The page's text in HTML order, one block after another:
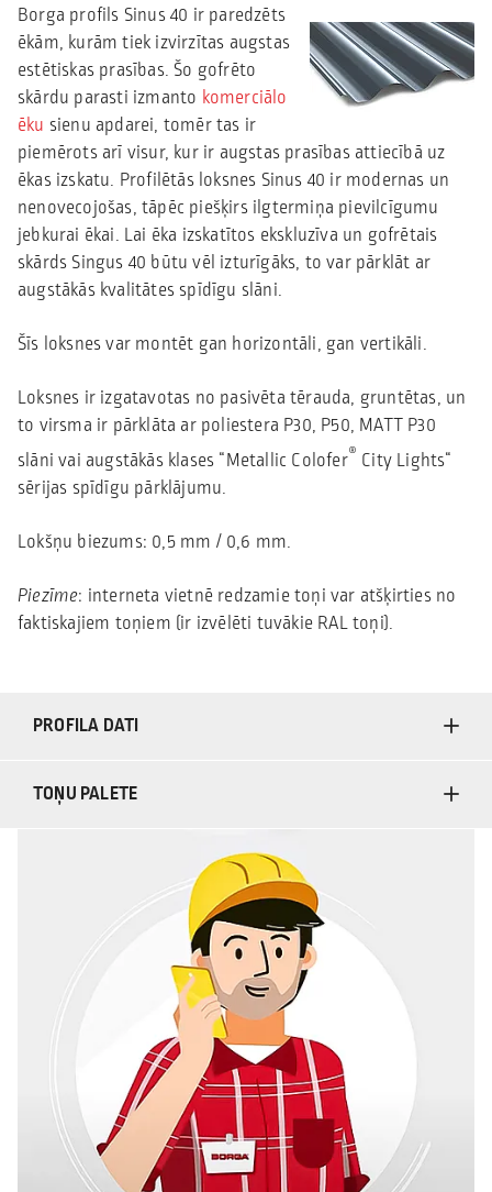
Borga profils Sinus 40 ir paredzēts
ēkām, kurām tiek izvirzītas augstas
estētiskas prasības. Šo gofrēto
skārdu parasti izmanto komerciālo
ēku sienu apdarei, tomēr tas ir
piemērots arī visur, kur ir augstas prasības attiecībā uz
ēkas izskatu. Profilētās loksnes Sinus 40 ir modernas un
nenovecojošas, tāpēc piešķirs ilgtermiņa pievilcīgumu
jebkurai ēkai. Lai ēka izskatītos ekskluzīva un gofrētais
skārds Singus 40 būtu vēl izturīgāks, to var pārklāt ar
augstākās kvalitātes spīdīgu slāni.
Šīs loksnes var montēt gan horizontāli, gan vertikāli.
Loksnes ir izgatavotas no pasivēta tērauda, ​​gruntētas, un
to virsma ir pārklāta ar poliestera P30, P50, MATT P30
slāni vai augstākās klases “Metallic Colofer® City Lights“
sērijas spīdīgu pārklājumu.
Lokšņu biezums: 0,5 mm / 0,6 mm.
Piezīme: interneta vietnē redzamie toņi var atšķirties no
faktiskajiem toņiem (ir izvēlēti tuvākie RAL toņi).
PROFILA DATI
TOŅU PALETE